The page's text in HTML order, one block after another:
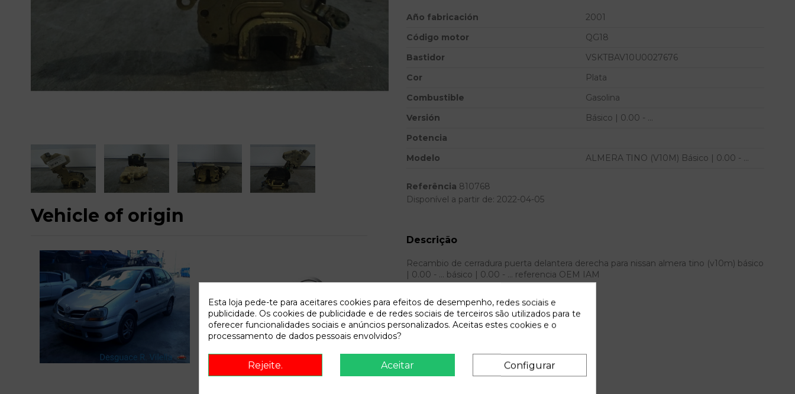
Vehicle of origin
Año fabricación
2001
Código motor
QG18
Bastidor
VSKTBAV10U0027676
Cor
Plata
Combustible
Gasolina
Versión
Básico | 0.00 - ...
Potencia
Modelo
ALMERA TINO (V10M) Básico | 0.00 - ...
Referência 810768
Disponível a partir de: 2022-04-05
Descrição
Recambio de cerradura puerta delantera derecha para nissan almera tino (v10m) básico
| 0.00 - ... básico | 0.00 - ... referencia OEM IAM
Esta loja pede-te para aceitares cookies para efeitos de desempenho, redes sociais e
publicidade. Os cookies de publicidade e de redes sociais de terceiros são utilizados para te
oferecer funcionalidades sociais e anúncios personalizados. Aceitas estes cookies e o
processamento de dados pessoais envolvidos?
Rejeite. Aceitar Configurar